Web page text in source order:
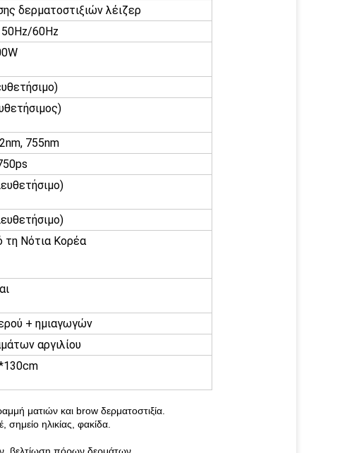
δερματοστιξιών λέιζερ
50Hz/60Hz
755nm
τη Νότια Κορέα
+ ημιαγωγών
αργιλίου
ματιών και brow δερματοστιξία.
ηλικίας, φακίδα.